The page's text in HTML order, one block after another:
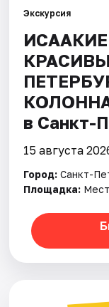
Города
Площадки
Артисты
Экскурсия
в Санкт-
15 августа
Город: Санкт-
Площадка: